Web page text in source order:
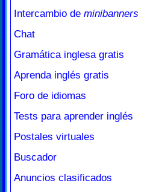
Intercambio de minibanners
Chat
Gramática inglesa gratis
Aprenda inglés gratis
Foro de idiomas
Tests para aprender inglés
Postales virtuales
Buscador
Anuncios clasificados